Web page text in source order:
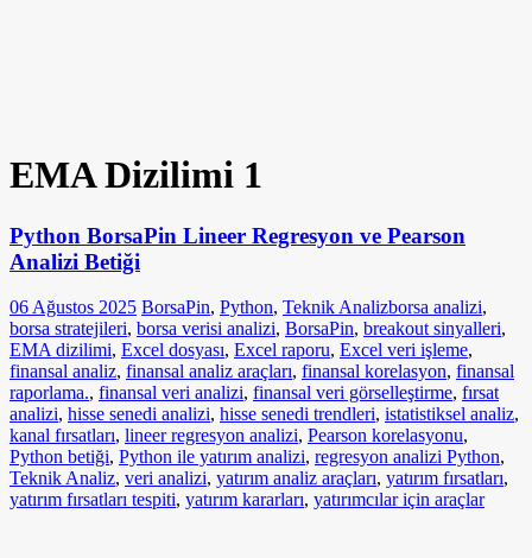
EMA Dizilimi 1
Python BorsaPin Lineer Regresyon ve Pearson
Analizi Betiği
06 Ağustos 2025 BorsaPin, Python, Teknik Analizborsa analizi,
borsa stratejileri, borsa verisi analizi, BorsaPin, breakout sinyalleri,
EMA dizilimi, Excel dosyası, Excel raporu, Excel veri işleme,
finansal analiz, finansal analiz araçları, finansal korelasyon, finansal
raporlama., finansal veri analizi, finansal veri görselleştirme, fırsat
analizi, hisse senedi analizi, hisse senedi trendleri, istatistiksel analiz,
kanal fırsatları, lineer regresyon analizi, Pearson korelasyonu,
Python betiği, Python ile yatırım analizi, regresyon analizi Python,
Teknik Analiz, veri analizi, yatırım analiz araçları, yatırım fırsatları,
yatırım fırsatları tespiti, yatırım kararları, yatırımcılar için araçlar